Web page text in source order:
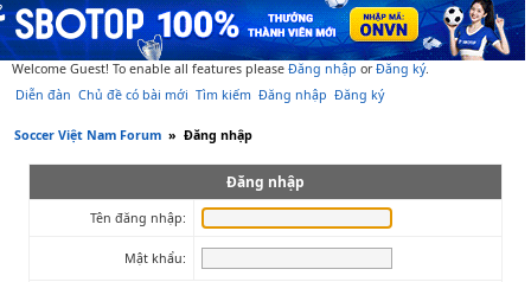
Welcome Guest! To enable all features please Đăng nhập orĐăng ký.
Diễn đàn Chủ đề có bài mới Tìm kiếm Đăng nhập Đăng ký
Soccer Việt Nam Forum » Đăng nhập
Đăng nhập
Tên đăng nhập:
Mật khẩu: